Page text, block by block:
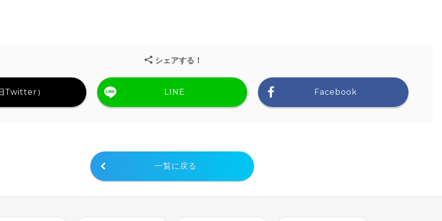
シェアする！
Twitter） LINE Facebook
一覧に戻る